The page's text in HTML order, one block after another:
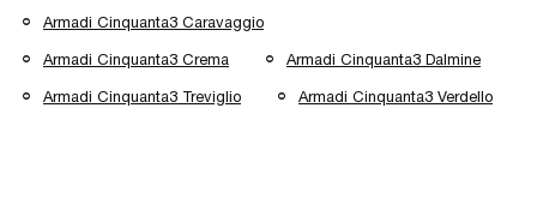
Armadi Cinquanta3 Caravaggio
Armadi Cinquanta3 Crema Armadi Cinquanta3 Dalmine
Armadi Cinquanta3 Treviglio Armadi Cinquanta3 Verdello